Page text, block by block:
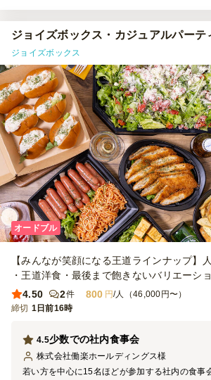
用したいと思います。ありがとうございました
ジョイズボックス・カジュアルパーテ
ジョイズボックス
オードブル
【みんなが笑顔になる王道ラインナップ】
・王道洋食・最後まで飽きないバリエーシ
4.50
2件 800 円/人（46,000円〜）
締切 1日前16時
少数での社内食事会
4.5
株式会社働楽ホールディングス様
若い方を中心に15名ほどが参加する社内の食事